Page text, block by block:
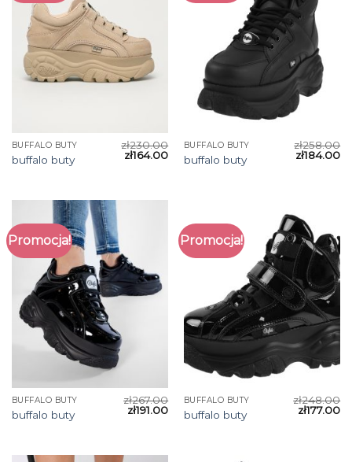
BUFFALO BUTY
buffalo buty
zł230.00
zł164.00
BUFFALO BUTY
buffalo buty
zł258.00
zł184.00
Promocja!
BUFFALO BUTY
buffalo buty
zł267.00
zł191.00
Promocja!
BUFFALO BUTY
buffalo buty
zł248.00
zł177.00